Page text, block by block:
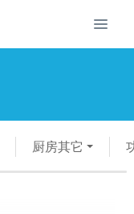
厨房其它